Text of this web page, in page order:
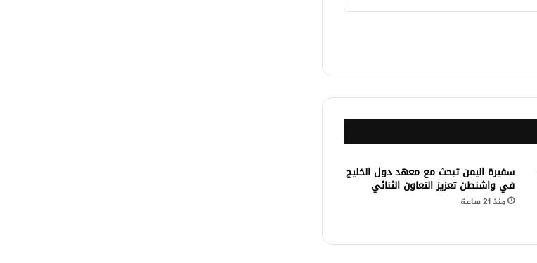
سفيرة اليمن تبحث مع معهد دول الخليج
في واشنطن تعزيز التعاون الثنائي
منذ 21 ساعة